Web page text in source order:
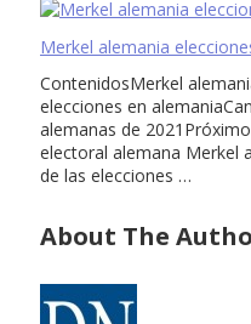
Merkel alemania
ContenidosMerkel
elecciones en
alemanas de
electoral alemana Merkel
de las elecciones …
About The